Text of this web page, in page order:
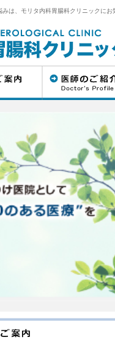
は、モリタ内科胃腸科クリニックにお